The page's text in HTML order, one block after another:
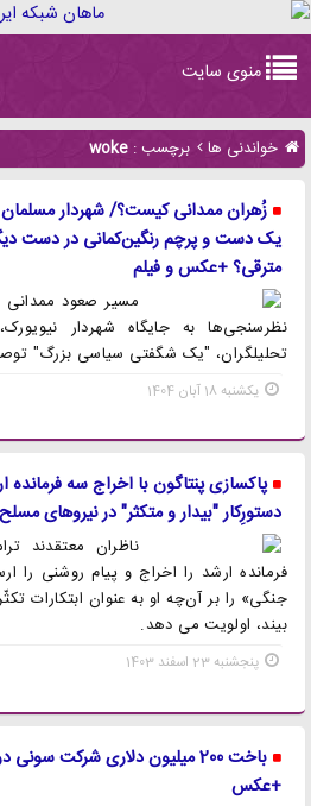
navigation
منوی سایت
خواندنی ها برچسب : woke
زُهران ممدانی کیست؟/ شهردار
یک دست و پرچم رنگین‌کمانی در دست
مترقی؟ +عکس و فیلم
مسیر صعود ممدانی
نظرسنجی‌ها به جایگاه شهردار
تحلیلگران، "یک شگفتی سیاسی بزرگ"
یکشنبه 18 آبان 1404
پاکسازی پنتاگون با اخراج سه فرمانده
دستورِکار "بیدار و متکثر" در نیروهای
ناظران معتقدند
فرمانده ارشد را اخراج و پیام روشنی را
بیند، اولویت می دهد.
پنجشنبه 23 اسفند 1403
باخت 200 میلیون دلاری شرکت
+عکس